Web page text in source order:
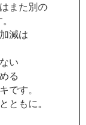
また別の
減は
い
る
です。
ともに。